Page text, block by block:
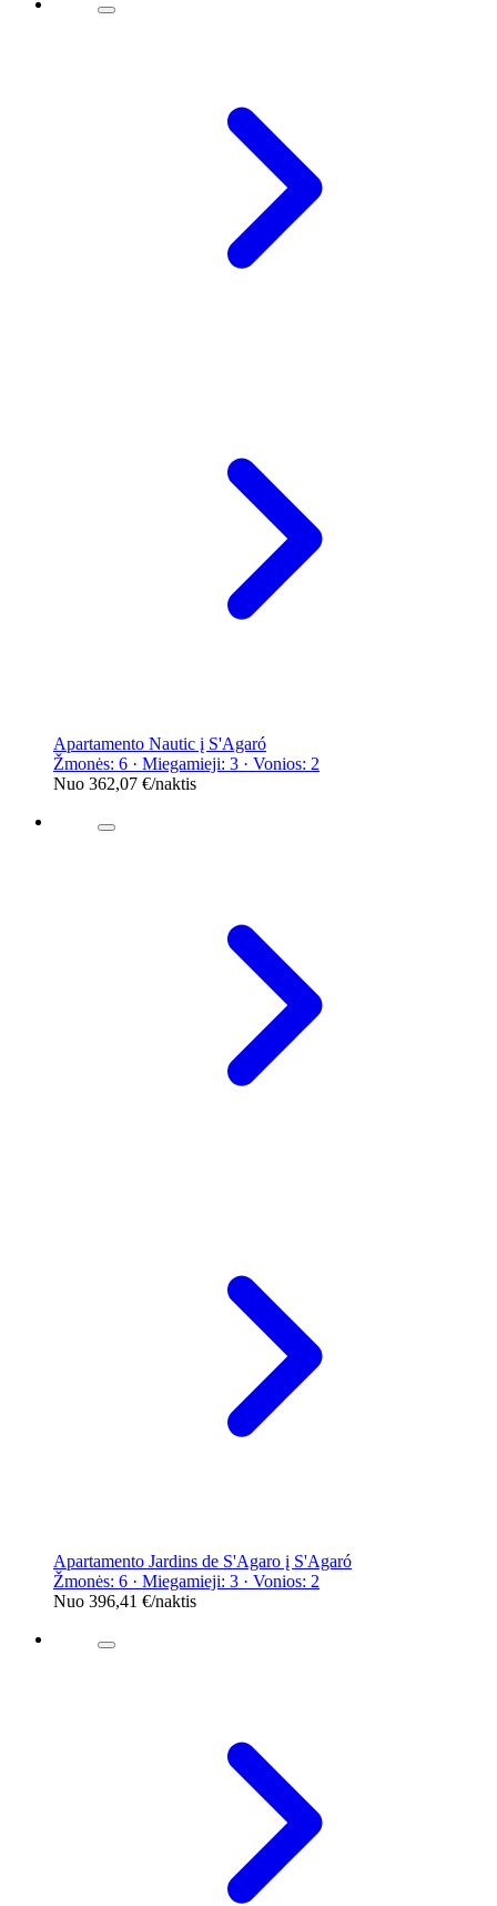
Apartamento Nautic į S'Agaró
Žmonės: 6 · Miegamieji: 3 · Vonios: 2
Nuo 362,07 €/naktis
Apartamento Jardins de S'Agaro į S'Agaró
Žmonės: 6 · Miegamieji: 3 · Vonios: 2
Nuo 396,41 €/naktis